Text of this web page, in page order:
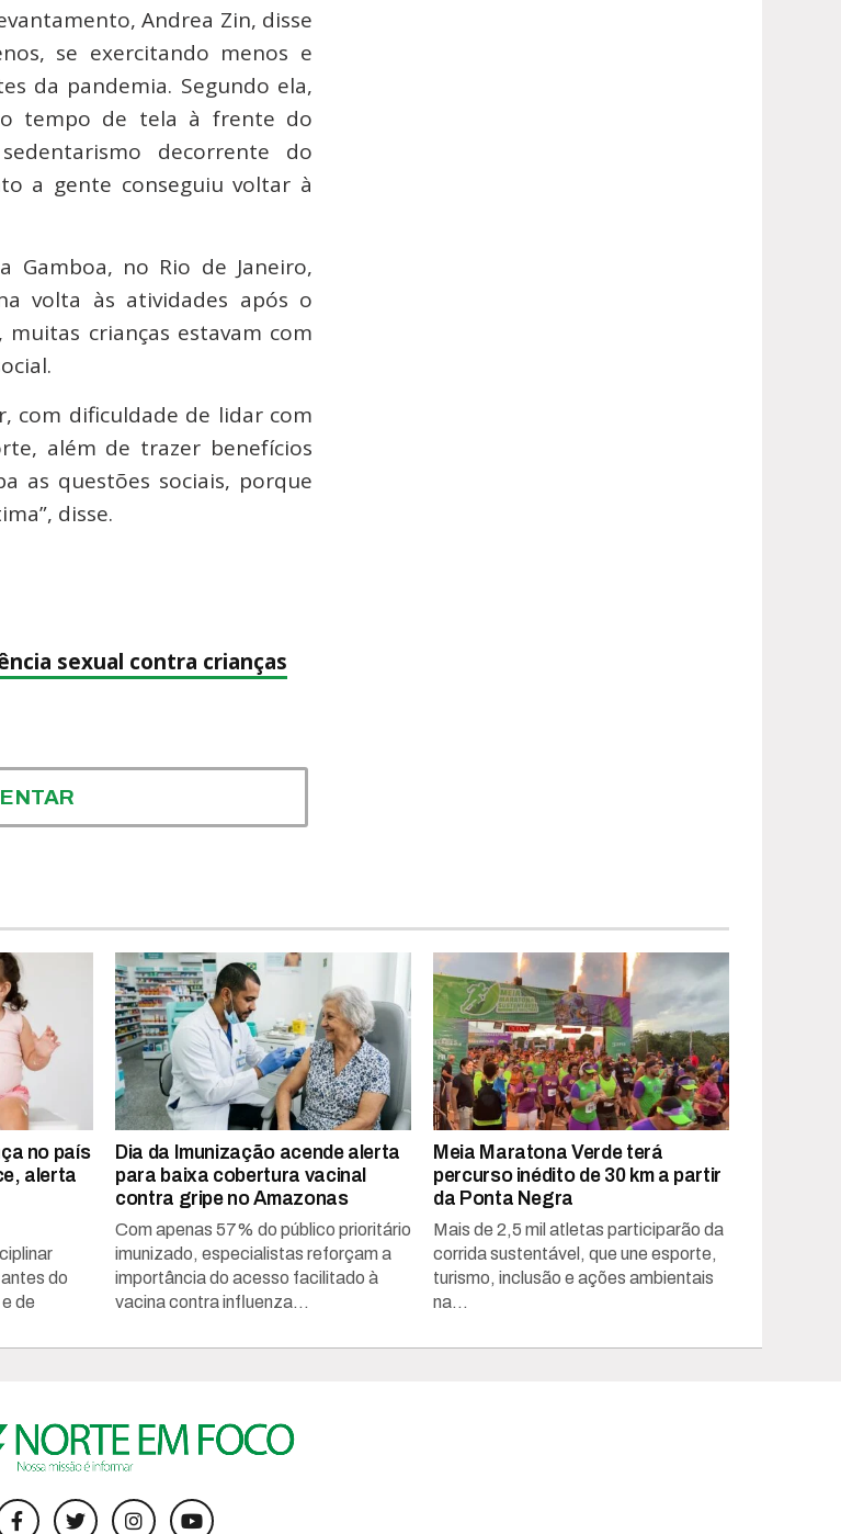
Andrea Zin, disse
se exercitando menos e
da pandemia. Segundo ela,
tempo de tela à frente do
decorrente do
a gente conseguiu voltar à
Gamboa, no Rio de Janeiro,
volta às atividades após o
crianças estavam com
com dificuldade de lidar com
além de trazer benefícios
as questões sociais, porque
disse.
sexual contra crianças
no país
alerta
do
de
Dia da Imunização acende alerta
para baixa cobertura vacinal
contra gripe no Amazonas
Com apenas 57% do público prioritário
imunizado, especialistas reforçam a
importância do acesso facilitado à
vacina contra influenza...
Meia Maratona Verde terá
percurso inédito de 30 km a partir
da Ponta Negra
Mais de 2,5 mil atletas participarão da
corrida sustentável, que une esporte,
turismo, inclusão e ações ambientais
na...